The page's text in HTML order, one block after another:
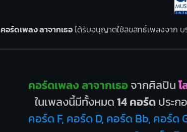
คอร์ดเพลง ลาจากเธอได้รับอนุญาตใช้ลิขสิทธิ์เพลงจาก บ
คอร์ดเพลง ลาจากเธอจากศิลปิน
ในเพลงนี้มีทั้งหมด14 คอร์ดประก
คอร์ด F, คอร์ด D, คอร์ด Bb, คอร์ด